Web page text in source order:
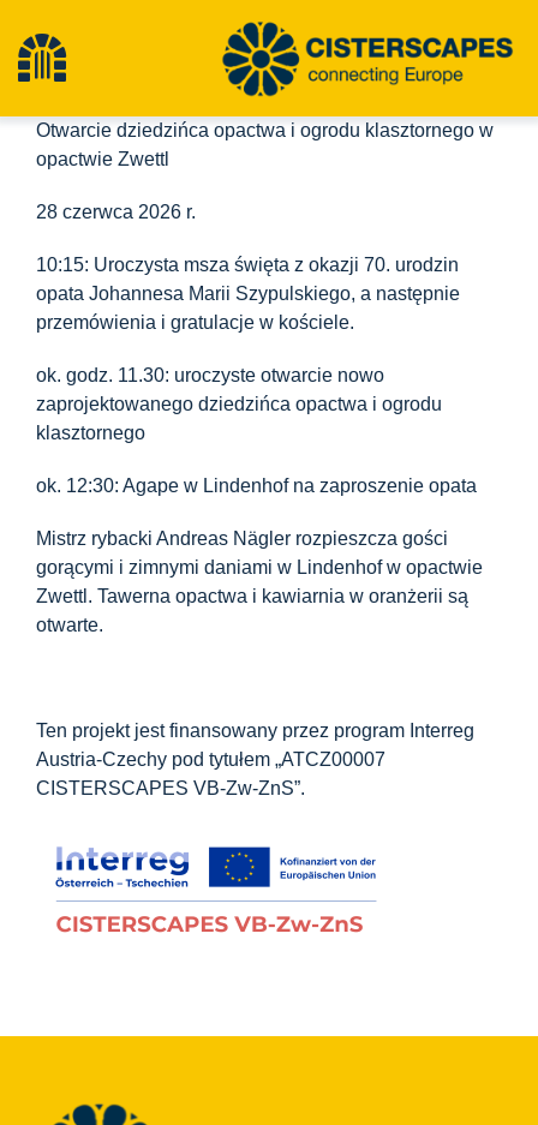
treściPrzełącz
nawigację
Cysterny
Turystyka piesza
Najnowsze wiadomości
Centrum informacyjne
Pliki do pobrania
Dziedzictwo kulinarne
Łatwy język
Otwarcie dziedzińca opactwa i ogrodu klasztornego w
opactwie Zwettl
28 czerwca 2026 r.
10:15: Uroczysta msza święta z okazji 70. urodzin
opata Johannesa Marii Szypulskiego, a następnie
przemówienia i gratulacje w kościele.
ok. godz. 11.30: uroczyste otwarcie nowo
zaprojektowanego dziedzińca opactwa i ogrodu
klasztornego
ok. 12:30: Agape w Lindenhof na zaproszenie opata
Mistrz rybacki Andreas Nägler rozpieszcza gości
gorącymi i zimnymi daniami w Lindenhof w opactwie
Zwettl. Tawerna opactwa i kawiarnia w oranżerii są
otwarte.
Ten projekt jest finansowany przez program Interreg
Austria-Czechy pod tytułem „ATCZ00007
CISTERSCAPES VB-Zw-ZnS”.